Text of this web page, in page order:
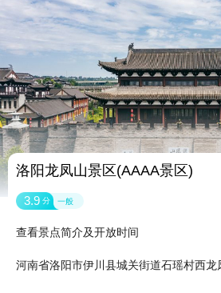
洛阳龙凤山景区(AAAA景区)
3.9 分 一般
查看景点简介及开放时间
河南省洛阳市伊川县城关街道石瑶村西龙
